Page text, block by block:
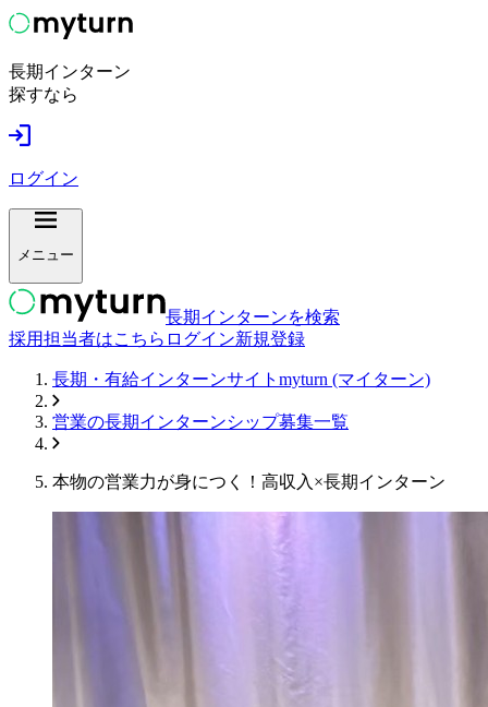
長期インターン
探すなら
ログイン
メニュー
長期インターンを検索
採用担当者はこちら ログイン新規登録
長期・有給インターンサイトmyturn (マイターン)
営業の長期インターンシップ募集一覧
本物の営業力が身につく！高収入×長期インターン